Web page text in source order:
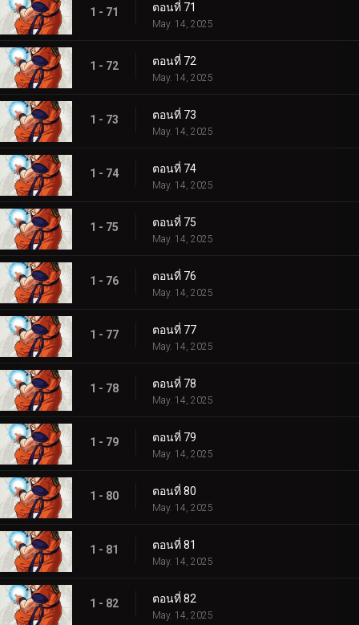
1 - 71 ตอนที่ 71
May. 14, 2025
1 - 72 ตอนที่ 72
May. 14, 2025
1 - 73 ตอนที่ 73
May. 14, 2025
1 - 74 ตอนที่ 74
May. 14, 2025
1 - 75 ตอนที่ 75
May. 14, 2025
1 - 76 ตอนที่ 76
May. 14, 2025
1 - 77 ตอนที่ 77
May. 14, 2025
1 - 78 ตอนที่ 78
May. 14, 2025
1 - 79 ตอนที่ 79
May. 14, 2025
1 - 80 ตอนที่ 80
May. 14, 2025
1 - 81 ตอนที่ 81
May. 14, 2025
1 - 82 ตอนที่ 82
May. 14, 2025